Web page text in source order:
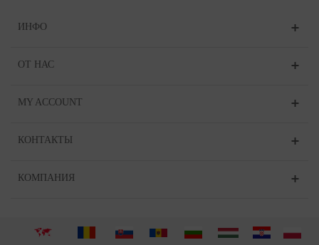
ИНФО
ОТ НАС
MY ACCOUNT
КОНТАКТЫ
КОМПАНИЯ